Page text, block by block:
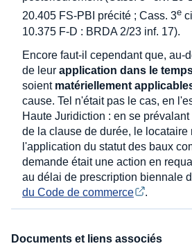
20.405 FS-PBI précité ; Cass. 3e
10.375 F-D : BRDA 2/23 inf. 17).
Encore faut-il cependant que, au-
de leur application dans le
soient matériellement
cause. Tel n'était pas le cas, en
Haute Juridiction : en se
de la clause de durée, le locataire
l'application du statut des baux
demande était une action en
au délai de prescription biennale
du Code de commerce
.
Documents et liens associés